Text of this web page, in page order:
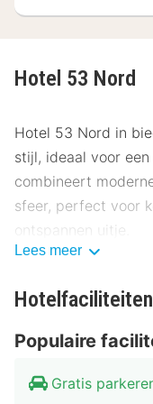
Hotel 53 Nord
Hotel 53 Nord in
stijl, ideaal voor
combineert
sfeer, perfect voor
ontspannen uitje.
Hotel 53 Nord ligt
toegang hebt tot
Museum van
Lees meer
Hotelfaciliteiten
Populaire
Gratis